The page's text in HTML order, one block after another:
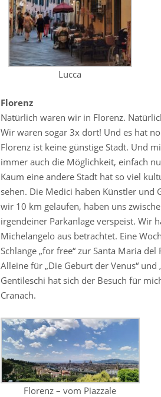
Lucca
Florenz
Natürlich waren wir in Florenz.
Wir waren sogar 3x dort! Und es hat
Florenz ist keine günstige Stadt. Und
immer auch die Möglichkeit, einfach
Kaum eine andere Stadt hat so viel
sehen. Die Medici haben Künstler und
wir 10 km gelaufen, haben uns
irgendeiner Parkanlage verspeist. Wir
Michelangelo aus betrachtet. Eine
Schlange „for free“ zur Santa Maria
Alleine für „Die Geburt der Venus“
Gentileschi hat sich der Besuch für
Cranach.
Florenz – vom Piazzale